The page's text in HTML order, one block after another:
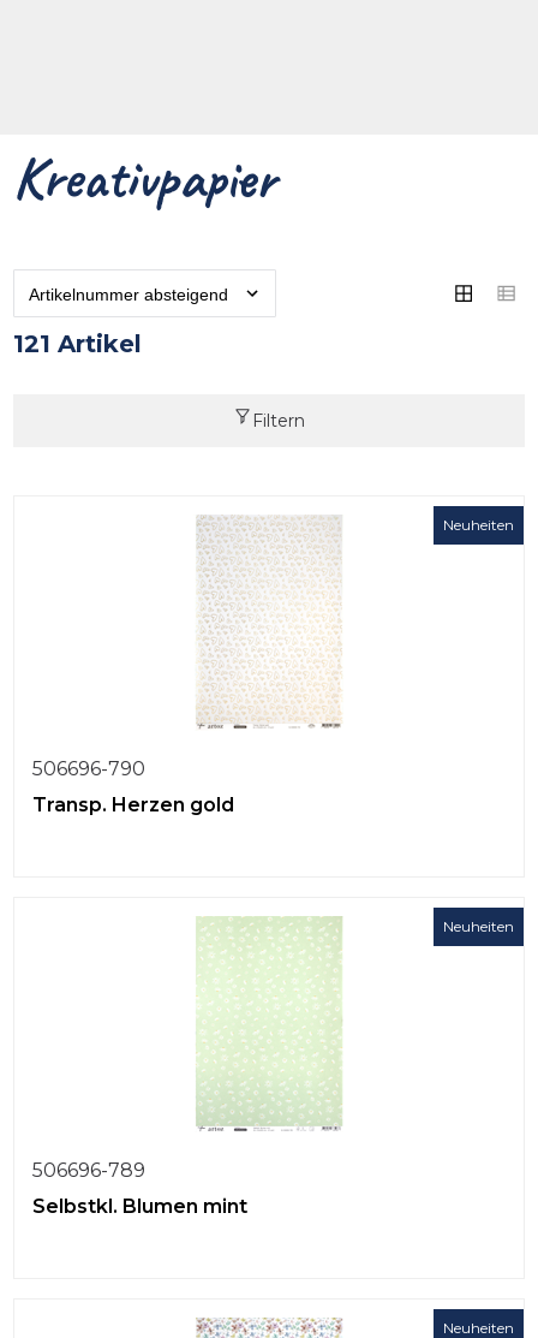
Kreativpapier
121 Artikel
Filtern
Neuheiten
506696-790
Transp. Herzen gold
Neuheiten
506696-789
Selbstkl. Blumen mint
Neuheiten